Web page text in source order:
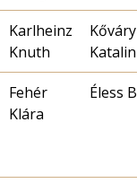
Karlheinz
Knuth
Kőváry
Katalin
Fehér
Klára
Éless